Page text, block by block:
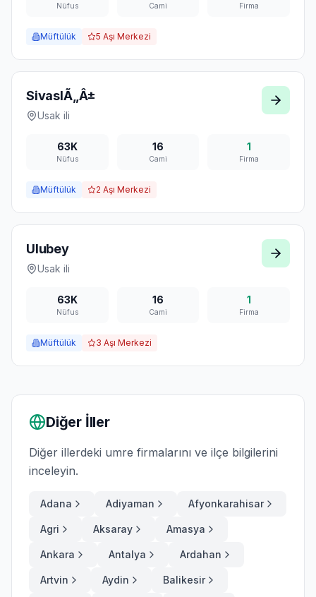
Nüfus Cami Firma
Müftülük 5 Aşı Merkezi
SivaslÃ„Â±
Usak ili
63K
Nüfus
16
Cami
1
Firma
Müftülük 2 Aşı Merkezi
Ulubey
Usak ili
63K
Nüfus
16
Cami
1
Firma
Müftülük 3 Aşı Merkezi
Diğer İller
Diğer illerdeki umre firmalarını ve ilçe bilgilerini
inceleyin.
Adana Adiyaman Afyonkarahisar
Agri Aksaray Amasya
Ankara Antalya Ardahan
Artvin Aydin Balikesir